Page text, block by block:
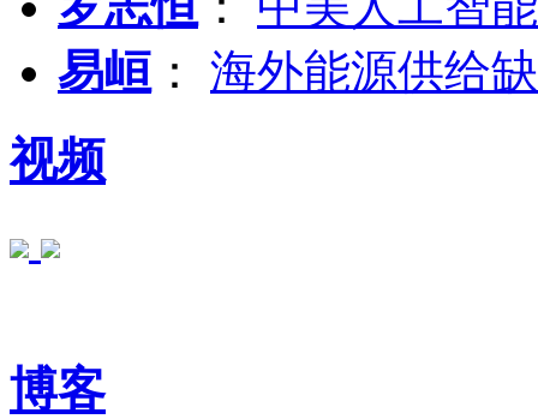
易峘 ： 海外能源供给
视频
博客